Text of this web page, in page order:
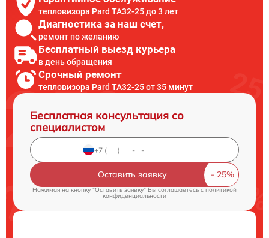
тепловизора Pard TA32-25 до 3 лет
Диагностика за наш счет,
ремонт по желанию
Бесплатный выезд курьера
в день обращения
Срочный ремонт
тепловизора Pard TA32-25 от 35 минут
Бесплатная консультация со
специалистом
Оставить заявку
Нажимая на кнопку "Оставить заявку" Вы соглашаетесь c политикой
конфиденциальности